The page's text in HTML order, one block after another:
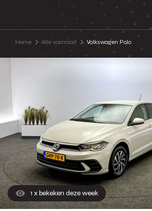
Home Alle voorraad Volkswagen Polo
1 x bekeken deze week